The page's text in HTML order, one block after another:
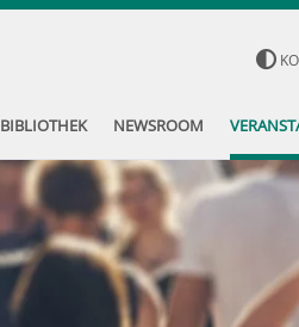
BIBLIOTHEK NEWSROOM